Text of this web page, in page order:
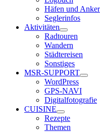
Häfen und
Seglerinfos
Aktivitäten
Radtouren
Wandern
Städtereisen
Sonstiges
MSR-SUPPORT
WordPress
GPS-NAVI
Digitalfotografie
CUISINE
Rezepte
Themen